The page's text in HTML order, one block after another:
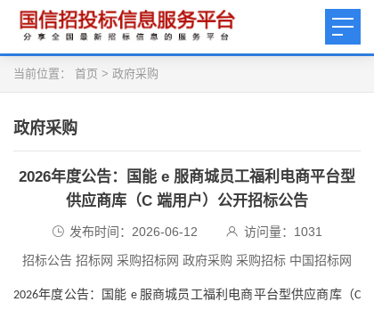
当前位置： 首页 > 政府采购
政府采购
2026年度公告：国能 e 服商城员工福利电商平台型
供应商库（C 端用户）公开招标公告
发布时间：2026-06-12 访问量： 1031
招标公告 招标网 采购招标网 政府采购 采购招标 中国招标网
2026年度公告：国能 e 服商城员工福利电商平台型供应商库（C